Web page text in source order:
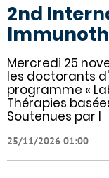
2nd
Mercredi 25
les doctorants
programme «
Thérapies
Soutenues par l
25/11/2026 01:00